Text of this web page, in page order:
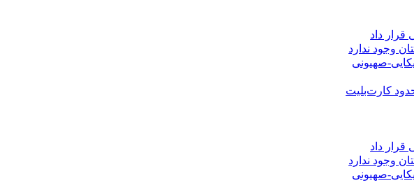
قرار داد
وجود ندارد
صهیونی
کارت‌بلیت
قرار داد
وجود ندارد
صهیونی